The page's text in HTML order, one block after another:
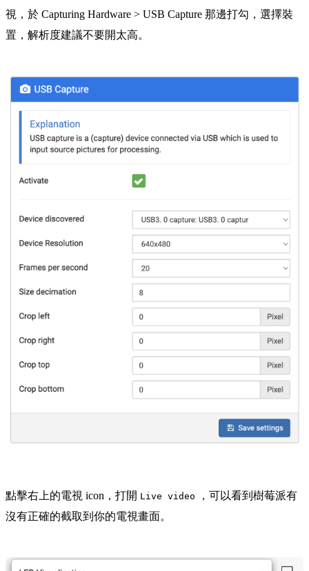
視，於 Capturing Hardware > USB Capture 那邊打勾，選擇裝
置，解析度建議不要開太高。
點擊右上的電視 icon，打開 Live video
，可以看到樹莓派有
沒有正確的截取到你的電視畫面。